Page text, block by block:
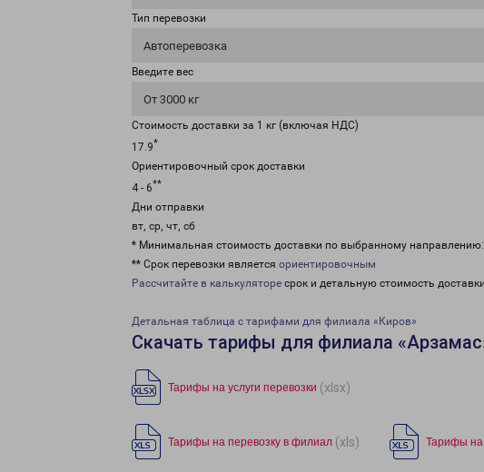
Тип перевозки
Автоперевозка
Введите вес
От 3000 кг
Стоимость доставки за 1 кг (включая НДС)
17.9*
Ориентировочный срок доставки
4 - 6**
Дни отправки
вт, ср, чт, сб
* Минимальная стоимость доставки по выбранному направлению:
** Срок перевозки является ориентировочным
Рассчитайте в калькуляторе срок и детальную стоимость
Детальная таблица с тарифами для филиала «Киров»
Скачать тарифы для филиала
Тарифы на услуги перевозки (xlsx)
Тарифы на перевозку в филиал (xls) Тарифы на